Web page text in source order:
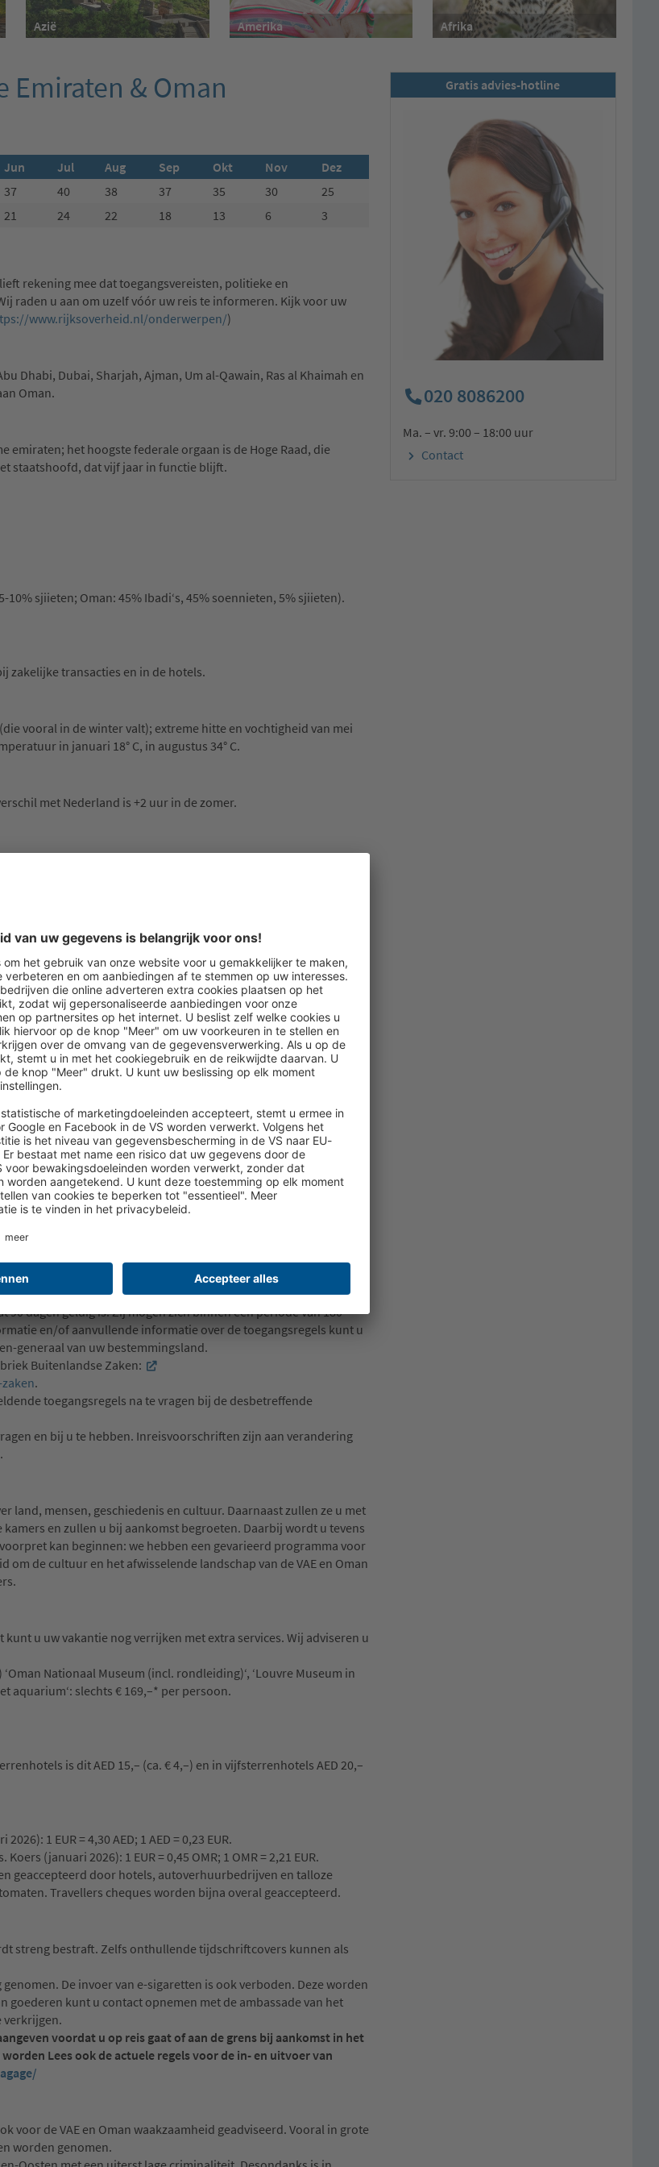
Azië Amerika Afrika
Emiraten & Oman
Jun Jul Aug Sep Okt Nov
Dez
37 40 38 37 35 30
25
21 24 22 18 13 6 3
rekening mee dat toegangsvereisten, politieke en
raden u aan om uzelf vóór uw reis te informeren. Kijk voor uw
www.rijksoverheid.nl/onderwerpen/)
Dhabi, Dubai, Sharjah, Ajman, Um al-Qawain, Ras al Khaimah en
Oman.
het hoogste federale orgaan is de Hoge Raad, die
staatshoofd, dat vijf jaar in functie blijft.
sjiieten; Oman: 45% Ibadi‘s, 45% soennieten, 5% sjiieten).
zakelijke transacties en in de hotels.
vooral in de winter valt); extreme hitte en vochtigheid van mei
in januari 18° C, in augustus 34° C.
met Nederland is +2 uur in de zomer.
stekkers (type G) nodig, soms ook stekkers van het type C of
netnummer vervalt de nul. Wanneer u vanuit de VAE/Oman
de nul te draaien.
in het emiraat Sharjah geldt een streng, algemeen
enkel hotel alcohol verkrijgbaar. Vrouwen mogen geen
moeten altijd bedekt zijn. Tijdens de vastenmaand Ramadan is
van restaurants buiten de hotels, beperkte werktijden bij
kwesties en respect voor tradities binnen de islam. In het
is tijdens de Ramadan verboden van zonsopgang tot
beste, discrete kleding met lange mouwen dragen. Mannen
sommige ambachten zijn al eeuwen oud. Daarom zullen we
de ateliers krijgt u 1 – 2 uur de tijd om de kunstwerken en
Als u niet geïnteresseerd bent om te kopen, accepteren de
en supermarkten.
een paspoort nodig dat bij vertrek nog minimaal zes maanden
Bij aankomst in de Verenigde Arabische Emiraten ontvangen
dagen geldig is. Zij mogen zich binnen een periode van 180
en/of aanvullende informatie over de toegangsregels kunt u
generaal van uw bestemmingsland.
Buitenlandse Zaken:
.
toegangsregels na te vragen bij de desbetreffende
en bij u te hebben. Inreisvoorschriften zijn aan verandering
land, mensen, geschiedenis en cultuur. Daarnaast zullen ze u met
en zullen u bij aankomst begroeten. Daarbij wordt u tevens
kan beginnen: we hebben een gevarieerd programma voor
de cultuur en het afwisselende landschap van de VAE en Oman
u uw vakantie nog verrijken met extra services. Wij adviseren u
Nationaal Museum (incl. rondleiding)‘, ‘Louvre Museum in
aquarium‘: slechts € 169,–* per persoon.
is dit AED 15,– (ca. € 4,–) en in vijfsterrenhotels AED 20,–
1 EUR = 4,30 AED; 1 AED = 0,23 EUR.
(januari 2026): 1 EUR = 0,45 OMR; 1 OMR = 2,21 EUR.
geaccepteerd door hotels, autoverhuurbedrijven en talloze
Travellers cheques worden bijna overal geaccepteerd.
streng bestraft. Zelfs onthullende tijdschriftcovers kunnen als
De invoer van e-sigaretten is ook verboden. Deze worden
kunt u contact opnemen met de ambassade van het
verkrijgen.
voordat u op reis gaat of aan de grens bij aankomst in het
Lees ook de actuele regels voor de in- en uitvoer van
de VAE en Oman waakzaamheid geadviseerd. Vooral in grote
worden genomen.
Gratis advies-hotline
020 8086200
Ma. – vr. 9:00 – 18:00 uur
Contact